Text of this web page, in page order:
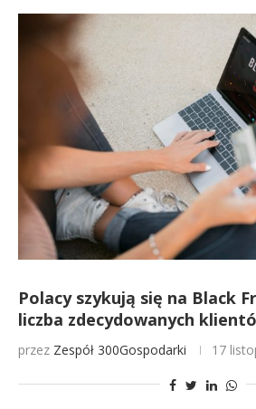
Polacy szykują się na Black
liczba zdecydowanych
przez Zespół 300Gospodarki 17